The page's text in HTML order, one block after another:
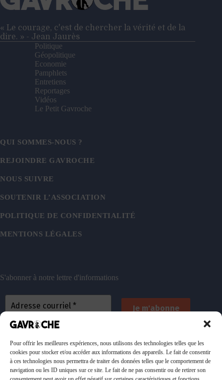
Pour offrir les meilleures expériences, nous utilisons des technologies telles que les
cookies pour stocker et/ou accéder aux informations des appareils. Le fait de consentir
à ces technologies nous permettra de traiter des données telles que le comportement de
navigation ou les ID uniques sur ce site. Le fait de ne pas consentir ou de retirer son
« Le courage, c'est de chercher la vérité et de la
dire. » - Jean Jaurès
Politique
Géopolitique
Economie
Pamphlets
Entretiens
Reportages
Vidéos
Le Petit Gavroche
QUI SOMMES-NOUS ?
REJOINDRE GAVROCHE
NOUS SUIVRE
SOUTENIR L’ASSOCIATION
POLITIQUE DE CONFIDENTIALITÉ
MENTIONS LÉGALES
S'abonner à notre lettre d'informations
emails. Vous pouvez vous désinscrire à tout
moment. Consulteznotre politique de confidentialité
pour plus d’informations.